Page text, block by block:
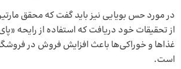
در مورد حس بویایی نیز باید گفت که محقق
از تحقیقات خود دریافت که استفاده از رایحه
غذاها و خوراکی‌ها باعث افزایش فروش در
است.